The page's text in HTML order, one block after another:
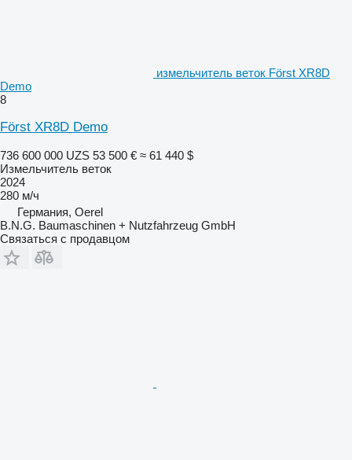
измельчитель веток Först XR8D
Demo
8
Först XR8D Demo
736 600 000 UZS 53 500 € ≈ 61 440 $
Измельчитель веток
2024
280 м/ч
Германия, Oerel
B.N.G. Baumaschinen + Nutzfahrzeug GmbH
Связаться с продавцом